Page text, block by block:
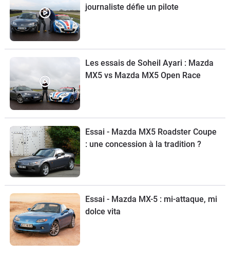
journaliste défie un pilote
Les essais de Soheil Ayari : Mazda
MX5 vs Mazda MX5 Open Race
Essai - Mazda MX5 Roadster Coupe
: une concession à la tradition ?
Essai - Mazda MX-5 : mi-attaque, mi
dolce vita